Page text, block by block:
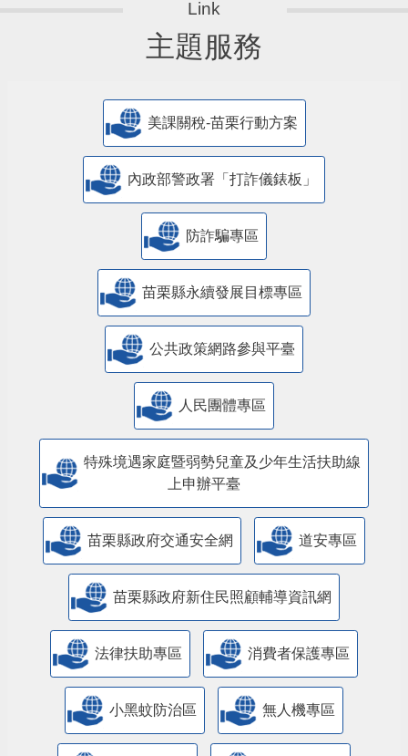
主題服務
美課關稅-苗栗行動方案
內政部警政署「打詐儀錶板」
防詐騙專區
苗栗縣永續發展目標專區
公共政策網路參與平臺
人民團體專區
特殊境遇家庭暨弱勢兒童及少年生活扶助線
上申辦平臺
苗栗縣政府交通安全網 道安專區
苗栗縣政府新住民照顧輔導資訊網
法律扶助專區 消費者保護專區
小黑蚊防治區 無人機專區